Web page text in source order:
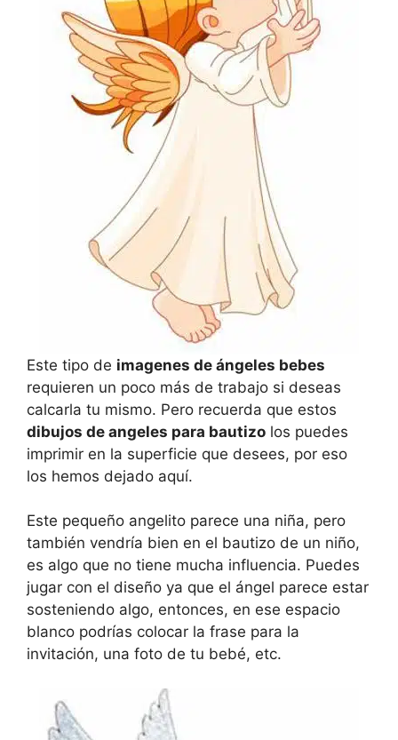
Este tipo de imagenes de ángeles bebes
requieren un poco más de trabajo si deseas
calcarla tu mismo. Pero recuerda que estos
dibujos de angeles para bautizo los puedes
imprimir en la superficie que desees, por eso
los hemos dejado aquí.
Este pequeño angelito parece una niña, pero
también vendría bien en el bautizo de un niño,
es algo que no tiene mucha influencia. Puedes
jugar con el diseño ya que el ángel parece estar
sosteniendo algo, entonces, en ese espacio
blanco podrías colocar la frase para la
invitación, una foto de tu bebé, etc.